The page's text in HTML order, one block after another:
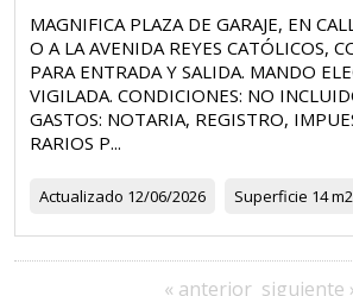
MAGNIFICA PLAZA DE GARAJE, EN
O A LA AVENIDA REYES CATÓLICOS,
PARA ENTRADA Y SALIDA. MANDO
VIGILADA. CONDICIONES: NO
GASTOS: NOTARIA, REGISTRO,
RARIOS P...
Actualizado 12/06/2026 Superficie 14 m2
« anterior siguiente